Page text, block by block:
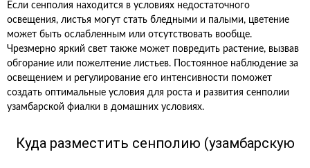
Если сенполия находится в условиях недостаточного
освещения, листья могут стать бледными и палыми, цветение
может быть ослабленным или отсутствовать вообще.
Чрезмерно яркий свет также может повредить растение, вызвав
обгорание или пожелтение листьев. Постоянное наблюдение за
освещением и регулирование его интенсивности поможет
создать оптимальные условия для роста и развития сенполии
узамбарской фиалки в домашних условиях.
Куда разместить сенполию (узамбарскую